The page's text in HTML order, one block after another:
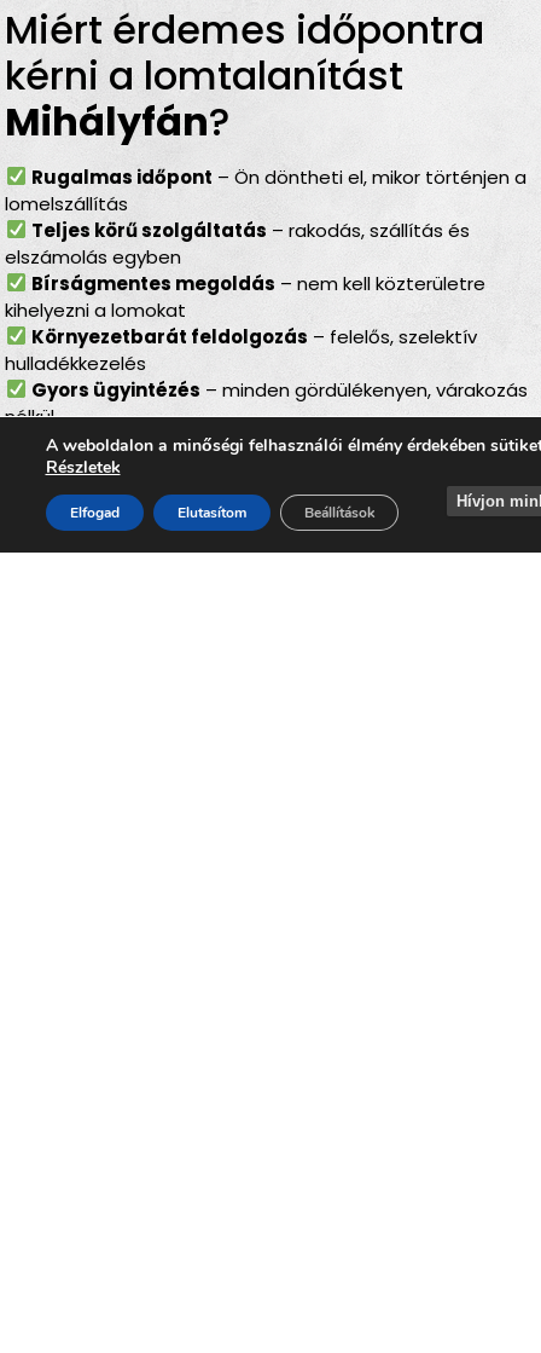
Miért érdemes időpontra
kérni a lomtalanítást
Mihályfán?
Rugalmas időpont – Ön döntheti el, mikor történjen a
lomelszállítás
Teljes körű szolgáltatás – rakodás, szállítás és
elszámolás egyben
Bírságmentes megoldás – nem kell közterületre
kihelyezni a lomokat
Környezetbarát feldolgozás – felelős, szelektív
hulladékkezelés
Gyors ügyintézés – minden gördülékenyen, várakozás
nélkül
Lomtalanítás Mihályfán
ideális választás minden
helyzetben
A weboldalon a minőségi felhasználói élmény érdekében
Részletek
Elfogad Elutasítom Beállítások
Hívjon